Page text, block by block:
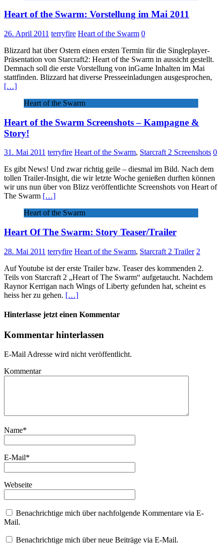
Heart of the Swarm: Vorstellung im Mai 2011
26. April 2011 terryfire Heart of the Swarm 0
Blizzard hat über Ostern einen ersten Termin für die Singleplayer-
Präsentation von Starcraft2: Heart of the Swarm in aussicht gestellt.
Demnach soll die erste Vorstellung von inGame Inhalten im Mai
stattfinden. Blizzard hat diverse Presseeinladungen ausgesprochen,
[…]
Heart of the Swarm
Heart of the Swarm Screenshots – Kampagne &
Story!
31. Mai 2011 terryfire Heart of the Swarm, Starcraft 2 Screenshots 0
Es gibt News! Und zwar richtig geile – diesmal im Bild. Nach dem
tollen Trailer-Insight, die wir letzte Woche genießen durften können
wir uns nun über von Blizz veröffentlichte Screenshots von Heart of
The Swarm […]
Heart of the Swarm
Heart Of The Swarm: Story Teaser/Trailer
28. Mai 2011 terryfire Heart of the Swarm, Starcraft 2 Trailer 2
Auf Youtube ist der erste Trailer bzw. Teaser des kommenden 2.
Teils von Starcraft 2 „Heart of The Swarm“ aufgetaucht. Nachdem
Raynor Kerrigan nach Wings of Liberty gefunden hat, scheint es
heiss her zu gehen. […]
Hinterlasse jetzt einen Kommentar
Kommentar hinterlassen
E-Mail Adresse wird nicht veröffentlicht.
Kommentar
Name*
E-Mail*
Webseite
Benachrichtige mich über nachfolgende Kommentare via E-
Mail.
Benachrichtige mich über neue Beiträge via E-Mail.